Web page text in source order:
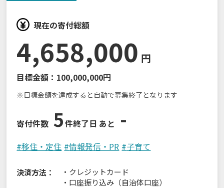
現在の寄付総額
4,658,000 円
目標金額： 100,000,000円
※目標金額を達成すると自動で募集終了となります
寄付件数 5件終了日 あと -
#移住・定住 #情報発信・PR #子育て
決済方法： ・ クレジットカード
・ 口座振り込み（自治体口座）